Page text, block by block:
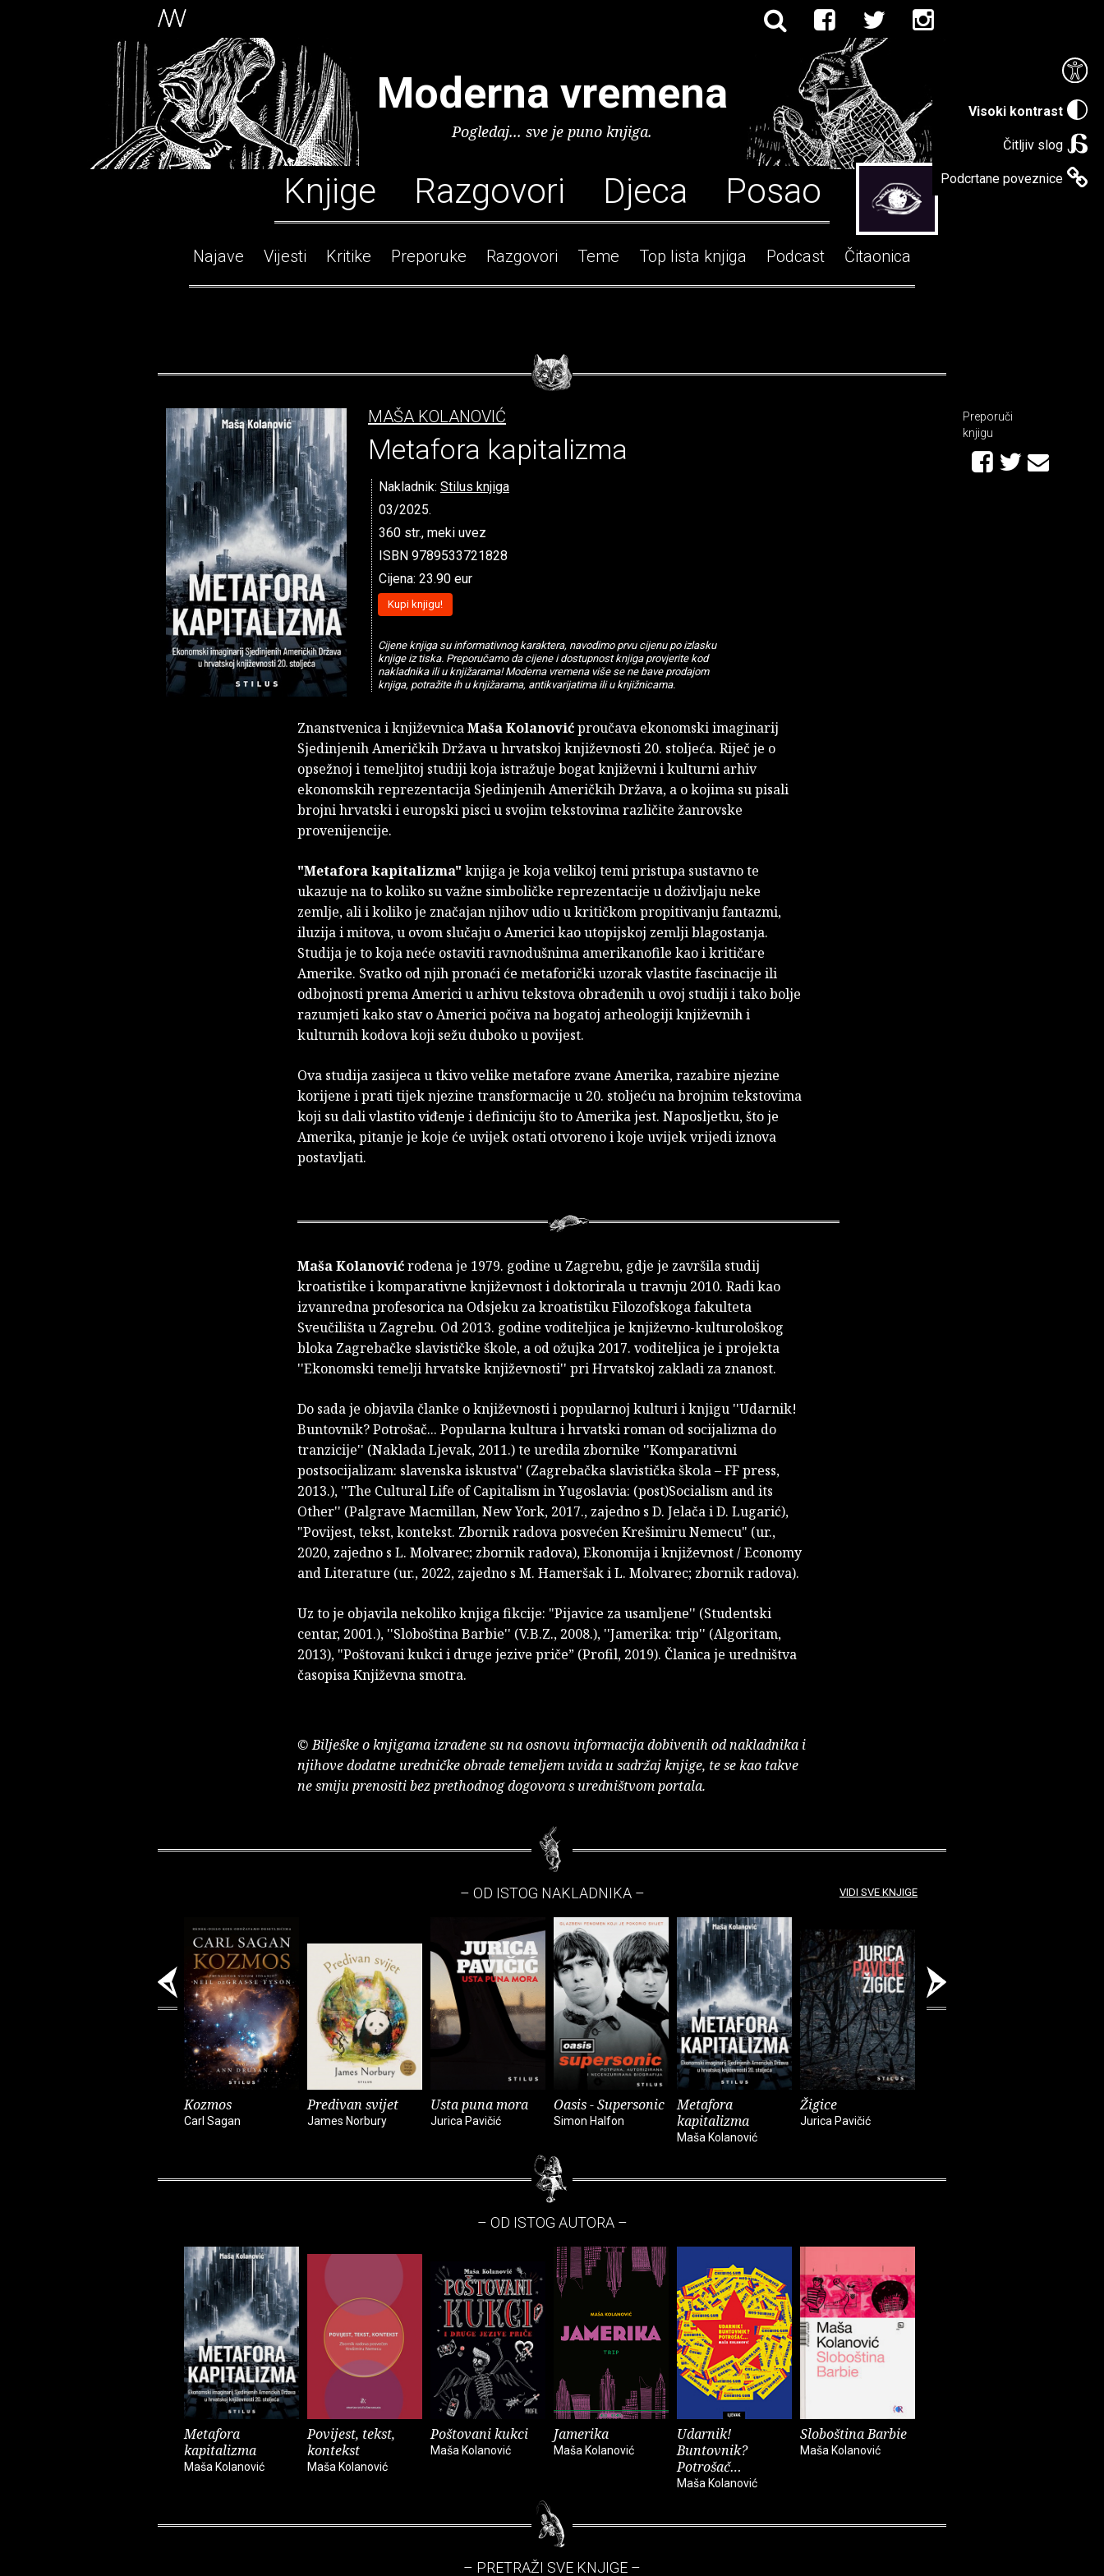
Visoki kontrast
Čitljiv slog
Podcrtane poveznice
Moderna vremena
Pogledaj... sve je puno knjiga.
Knjige Razgovori Djeca Posao
Najave Vijesti Kritike Preporuke Razgovori Teme Top lista knjiga Podcast Čitaonica
MAŠA KOLANOVIĆ
Metafora kapitalizma
Nakladnik: Stilus knjiga
03/2025.
360 str., meki uvez
ISBN 9789533721828
Cijena: 23.90 eur
Kupi knjigu!
Cijene knjiga su informativnog karaktera, navodimo prvu cijenu po izlasku
knjige iz tiska. Preporučamo da cijene i dostupnost knjiga provjerite kod
nakladnika ili u knjižarama! Moderna vremena više se ne bave prodajom
knjiga, potražite ih u knjižarama, antikvarijatima ili u knjižnicama.
Znanstvenica i književnicaMaša Kolanovićproučava ekonomski imaginarij
Sjedinjenih Američkih Država u hrvatskoj književnosti 20. stoljeća. Riječ je o
opsežnoj i temeljitoj studiji koja istražuje bogat književni i kulturni arhiv
ekonomskih reprezentacija Sjedinjenih Američkih Država, a o kojima su pisali
brojni hrvatski i europski pisci u svojim tekstovima različite žanrovske
provenijencije.
"Metafora kapitalizma" knjiga je koja velikoj temi pristupa sustavno te
ukazuje na to koliko su važne simboličke reprezentacije u doživljaju neke
zemlje, ali i koliko je značajan njihov udio u kritičkom propitivanju fantazmi,
iluzija i mitova, u ovom slučaju o Americi kao utopijskoj zemlji blagostanja.
Studija je to koja neće ostaviti ravnodušnima amerikanofile kao i kritičare
Amerike. Svatko od njih pronaći će metaforički uzorak vlastite fascinacije ili
odbojnosti prema Americi u arhivu tekstova obrađenih u ovoj studiji i tako bolje
razumjeti kako stav o Americi počiva na bogatoj arheologiji književnih i
kulturnih kodova koji sežu duboko u povijest.
Ova studija zasijeca u tkivo velike metafore zvane Amerika, razabire njezine
korijene i prati tijek njezine transformacije u 20. stoljeću na brojnim tekstovima
koji su dali vlastito viđenje i definiciju što to Amerika jest. Naposljetku, što je
Amerika, pitanje je koje će uvijek ostati otvoreno i koje uvijek vrijedi iznova
postavljati.
Maša Kolanovićrođena je 1979. godine u Zagrebu, gdje je završila studij
kroatistike i komparativne književnost i doktorirala u travnju 2010. Radi kao
izvanredna profesorica na Odsjeku za kroatistiku Filozofskoga fakulteta
Sveučilišta u Zagrebu. Od 2013. godine voditeljica je književno-kulturološkog
bloka Zagrebačke slavističke škole, a od ožujka 2017. voditeljica je i projekta
''Ekonomski temelji hrvatske književnosti'' pri Hrvatskoj zakladi za znanost.
Do sada je objavila članke o književnosti i popularnoj kulturi i knjigu ''Udarnik!
Buntovnik? Potrošač... Popularna kultura i hrvatski roman od socijalizma do
tranzicije'' (Naklada Ljevak, 2011.) te uredila zbornike ''Komparativni
postsocijalizam: slavenska iskustva'' (Zagrebačka slavistička škola – FF press,
2013.), ''The Cultural Life of Capitalism in Yugoslavia: (post)Socialism and its
Other'' (Palgrave Macmillan, New York, 2017., zajedno s D. Jelača i D. Lugarić),
"Povijest, tekst, kontekst. Zbornik radova posvećen Krešimiru Nemecu" (ur.,
2020, zajedno s L. Molvarec; zbornik radova), Ekonomija i književnost / Economy
and Literature (ur., 2022, zajedno s M. Hameršak i L. Molvarec; zbornik radova).
Uz to je objavila nekoliko knjiga fikcije: "Pijavice za usamljene'' (Studentski
centar, 2001.), ''Sloboština Barbie'' (V.B.Z., 2008.), ''Jamerika: trip'' (Algoritam,
2013), "Poštovani kukci i druge jezive priče” (Profil, 2019). Članica je uredništva
časopisa Književna smotra.
© Bilješke o knjigama izrađene su na osnovu informacija dobivenih od nakladnika i
njihove dodatne uredničke obrade temeljem uvida u sadržaj knjige, te se kao takve
ne smiju prenositi bez prethodnog dogovora s uredništvom portala.
Preporuči
knjigu
– OD ISTOG NAKLADNIKA –
Kozmos
Carl Sagan
Predivan svijet
James Norbury
Usta puna mora
Jurica Pavičić
Oasis - Supersonic
Simon Halfon
Metafora
kapitalizma
Maša Kolanović
Žigice
Jurica Pavičić
VIDI SVE KNJIGE
– OD ISTOG AUTORA –
Metafora
kapitalizma
Maša Kolanović
Povijest, tekst,
kontekst
Maša Kolanović
Poštovani kukci
Maša Kolanović
Jamerika
Maša Kolanović
Udarnik!
Buntovnik?
Potrošač…
Maša Kolanović
Sloboština Barbie
Maša Kolanović
– PRETRAŽI SVE KNJIGE –